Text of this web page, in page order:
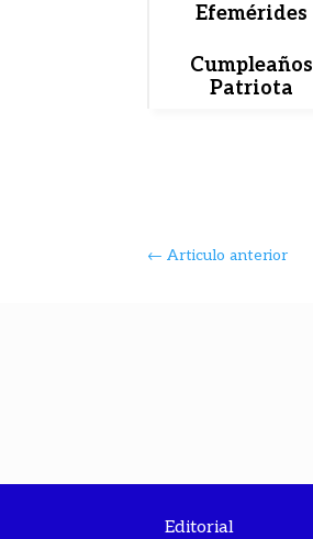
Efemérides
Cumpleaños
Patriota
←Articulo anterior
Editorial